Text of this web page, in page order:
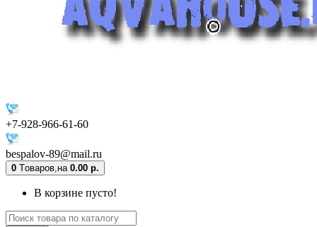
+7-928-966-61-60
bespalov-89@mail.ru
0 Tоваров,на 0.00 р.
В корзине пусто!